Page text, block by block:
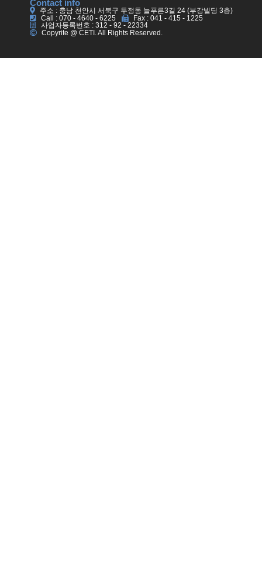
Contact info
주소 : 충남 천안시 서북구 두정동 늘푸른3길 24 (부강빌딩 3층)
Call : 070 - 4640 - 6225
Fax : 041 - 415 - 1225
사업자등록번호 : 312 - 92 - 22334
Copyrite @ CETI. All Rights Reserved.